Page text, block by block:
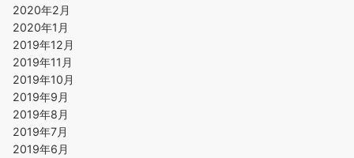
2020年2月
2020年1月
2019年12月
2019年11月
2019年10月
2019年9月
2019年8月
2019年7月
2019年6月